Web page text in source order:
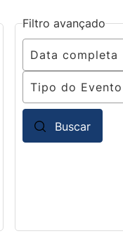
Filtro avançado
Buscar